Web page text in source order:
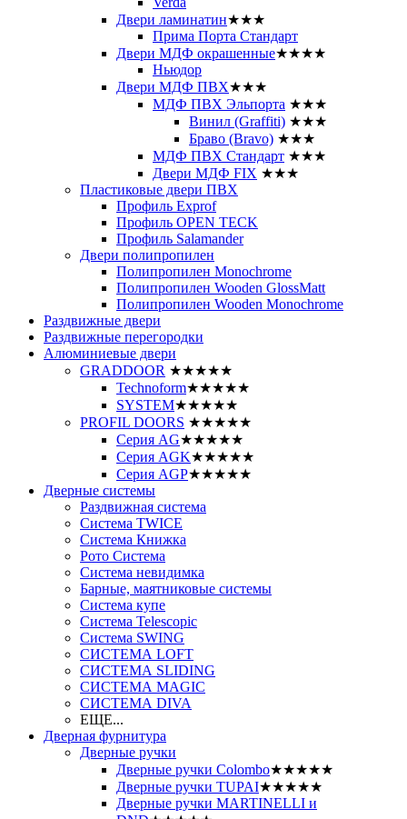
Двери ламинатин★★★
Прима Порта Стандарт
Двери МДФ окрашенные★★★★
Ньюдор
Двери МДФ ПВХ★★★
МДФ ПВХ Эльпорта ★★★
Винил (Graffiti) ★★★
Браво (Bravo) ★★★
МДФ ПВХ Стандарт ★★★
Двери МДФ FIX ★★★
Пластиковые двери ПВХ
Профиль Exprof
Профиль OPEN TECK
Профиль Salamander
Двери полипропилен
Полипропилен Monochrome
Полипропилен Wooden GlossMatt
Полипропилен Wooden Monochrome
Раздвижные двери
Раздвижные перегородки
Алюминиевые двери
GRADDOOR ★★★★★
Technoform★★★★★
SYSTEM★★★★★
PROFIL DOORS ★★★★★
Серия AG★★★★★
Серия AGK★★★★★
Серия AGP★★★★★
Дверные системы
Раздвижная система
Система TWICE
Система Книжка
Рото Система
Система невидимка
Барные, маятниковые системы
Система купе
Система Telescopic
Система SWING
СИСТЕМА LOFT
СИСТЕМА SLIDING
СИСТЕМА MAGIC
СИСТЕМА DIVA
ЕЩЕ...
Дверная фурнитура
Дверные ручки
Дверные ручки Colombo★★★★★
Дверные ручки TUPAI★★★★★
Дверные ручки MARTINELLI и